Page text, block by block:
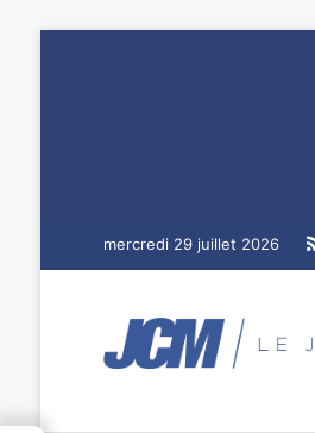
mercredi 29 juillet 2026